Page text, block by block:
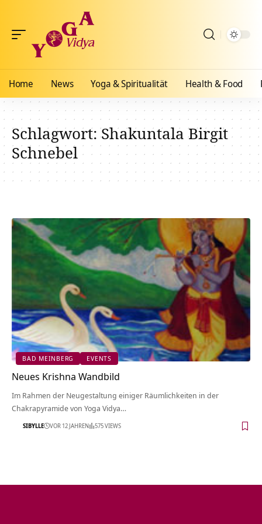
Home News Yoga & Spiritualität Health & Food
Schlagwort:Shakuntala Birgit
Schnebel
BAD MEINBERG EVENTS
Neues Krishna Wandbild
Im Rahmen der Neugestaltung einiger Räumlichkeiten in der
Chakrapyramide von Yoga Vidya…
SIBYLLE VOR 12 JAHREN 575 VIEWS